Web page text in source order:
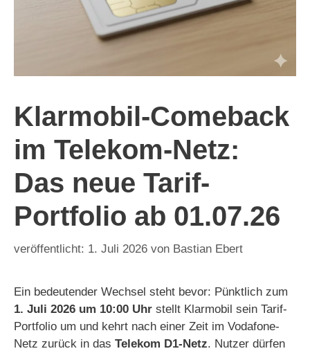
Klarmobil-Comeback
im Telekom-Netz:
Das neue Tarif-
Portfolio ab 01.07.26
1. Juli 2026 von Bastian Ebert
Ein bedeutender Wechsel steht bevor: Pünktlich zum
1. Juli 2026 um 10:00 Uhr stellt Klarmobil sein Tarif-
Portfolio um und kehrt nach einer Zeit im Vodafone-
Netz zurück in das Telekom D1-Netz. Nutzer dürfen